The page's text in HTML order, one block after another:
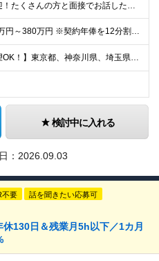
＜未経験歓迎！たくさんの方と面接でお話したいと思いっています！＞ ◆学歴不問 ◆社会人経験をお持ちの方 ◆基本的なPC操作（Word、Excel、PowerPoint等）ができる方
■年俸制300万円～380万円 ※契約年俸を12分割（月額25万円以上）した金額を毎月月給として支給 ※経験・スキル・前職年収等を考慮の上で決定 ※固定残業代（月31,600円～/20時間相当分）含む
【勤務地希望OK！】東京都、神奈川県、埼玉県、千葉県の各プロジェクト先 ※希望を伺い、相談の上で決定します ≪本社≫ 東京都世田谷区用賀4-5-22 第三小林ビル603 (変更の範囲)上記を除く
検討中に入れる
： 2026.09.03
不要 話を聞きたい応募可
130日＆残業月5h以下／1カ月